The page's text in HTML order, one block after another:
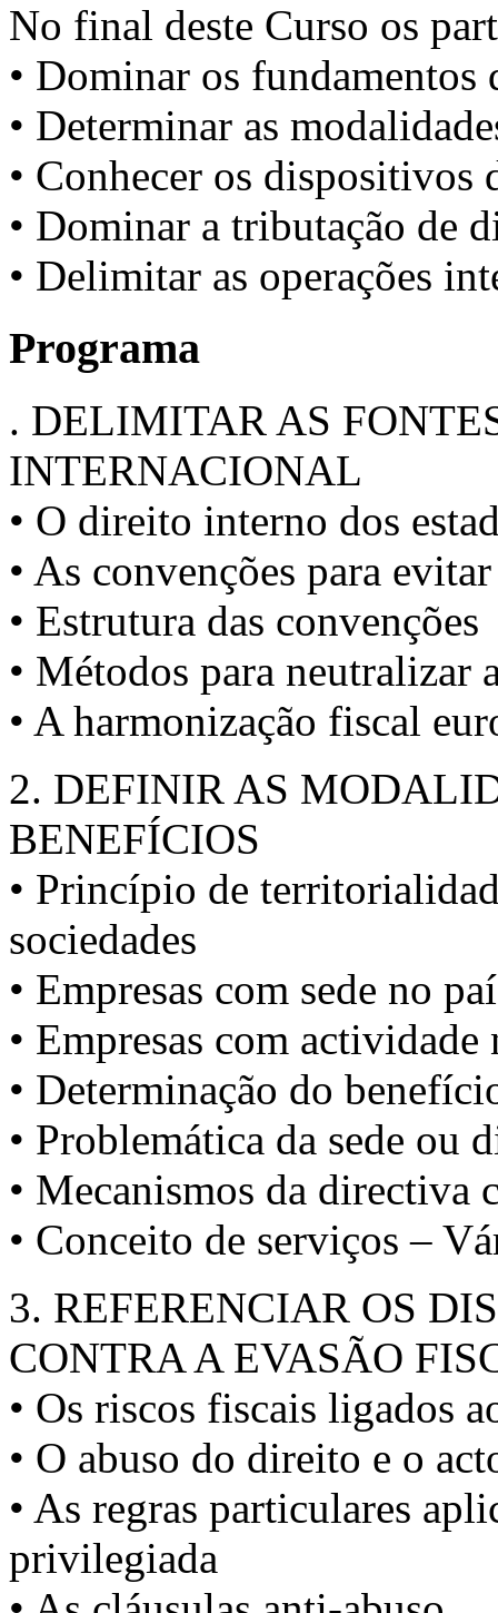
No final deste Curso os
• Dominar os
• Determinar as
• Conhecer os dispositivos
• Dominar a tributação de
• Delimitar as operações
Programa
. DELIMITAR AS
INTERNACIONAL
• O direito interno dos
• As convenções para
• Estrutura das convenções
• Métodos para neutralizar
• A harmonização fiscal
2. DEFINIR AS
BENEFÍCIOS
• Princípio de
sociedades
• Empresas com sede no
• Empresas com
• Determinação do
• Problemática da sede ou
• Mecanismos da directiva
• Conceito de serviços –
3. REFERENCIAR OS
CONTRA A EVASÃO
• Os riscos fiscais ligados
• O abuso do direito e o
• As regras particulares
privilegiada